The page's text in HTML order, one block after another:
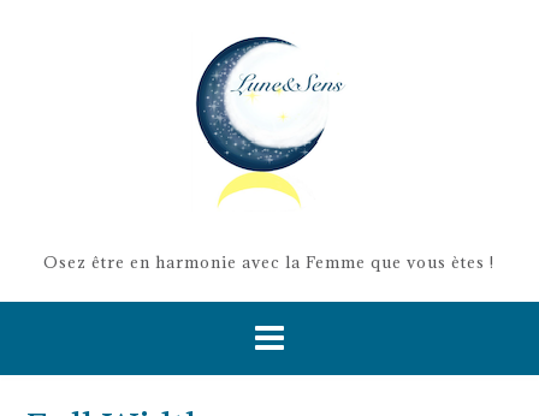
Osez être en harmonie avec la Femme que vous ètes !